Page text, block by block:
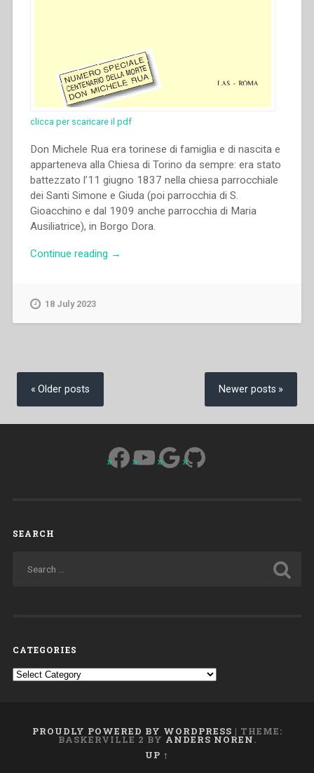
clicca per scaricare il pdf
Don Michele Rua era torinese di famiglia e di nascita e
apparteneva alla Chiesa di Torino da sempre: era stato
battezzato l’11 giugno 1837 nella chiesa parrocchiale
dei Santi Simone e Giuda (poi parrocchia di S.
Gioacchino e dal 1909 anche parrocchia di Maria
Ausiliatrice), in Borgo Dora.
Continue reading “Giuseppe
Ausiliatrice
la
Chiesa
→
18 July 2023
Posts
navigation
Older posts Newer posts
Facebook
YouTube
Google
GitHub
SEARCH
CATEGORIES
Categories
PROUDLY POWERED BY WORDPRESS | THEME:
BASKERVILLE 2 BY ANDERS NOREN.
UP ↑